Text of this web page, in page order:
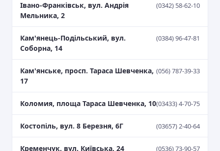
Івано-Франківськ, вул. Андрія
Мельника, 2
(0342) 58-62-10
Кам'янець-Подільський, вул.
Соборна, 14
(0384) 96-47-81
Кам'янське, просп. Тараса Шевченка,
17
(056) 787-39-33
Коломия, площа Тараса Шевченка, 10(03433) 4-70-75
Костопіль, вул. 8 Березня, 6Г (03657) 2-40-64
Кременчук, вул. Київська, 24 (0536) 73-90-57